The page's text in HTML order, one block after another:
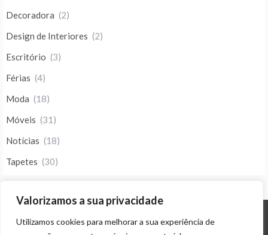
Valorizamos a sua privacidade
Utilizamos cookies para melhorar a sua experiência de
Decoradora (2)
Design de Interiores (2)
Escritório (3)
Férias (4)
Moda (18)
Móveis (31)
Notícias (18)
Tapetes (30)
© ALL RIGHTS RESERVED 2023 THEME: PROMOS BY